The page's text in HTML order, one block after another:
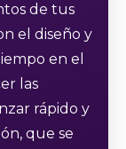
de tus
el diseño y
en el
las
rápido y
que se